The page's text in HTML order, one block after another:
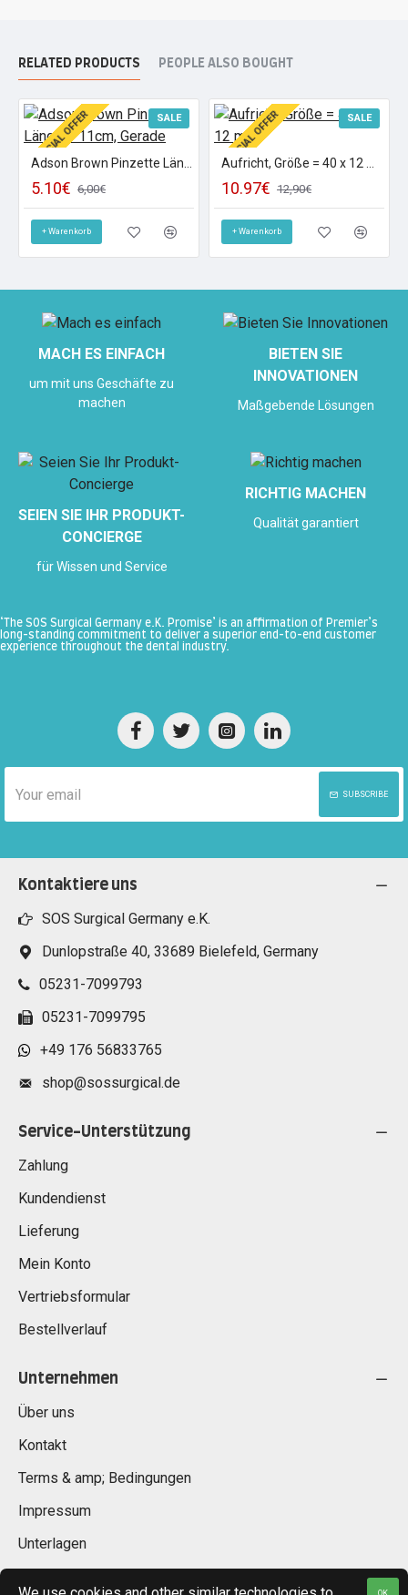
RELATED PRODUCTS PEOPLE ALSO BOUGHT
SPECIAL OFFER SALE
5.10€ 6,00€
+ Warenkorb
SPECIAL OFFER SALE
10.97€ 12,90€
+ Warenkorb
MACH ES EINFACH
um mit uns Geschäfte zu
machen
BIETEN SIE
INNOVATIONEN
Maßgebende Lösungen
SEIEN SIE IHR PRODUKT-
CONCIERGE
für Wissen und Service
RICHTIG MACHEN
Qualität garantiert
‘The SOS Surgical Germany e.K. Promise’ is an affirmation of Premier’s
long-standing commitment to deliver a superior end-to-end customer
experience throughout the dental industry.
SUBSCRIBE
Kontaktiere uns
SOS Surgical Germany e.K.
Dunlopstraße 40, 33689 Bielefeld, Germany
05231-7099793
05231-7099795
+49 176 56833765
shop@sossurgical.de
Service-Unterstützung
Zahlung
Kundendienst
Lieferung
Mein Konto
Vertriebsformular
Bestellverlauf
Unternehmen
Über uns
Kontakt
Terms & amp; Bedingungen
Impressum
Unterlagen
OK